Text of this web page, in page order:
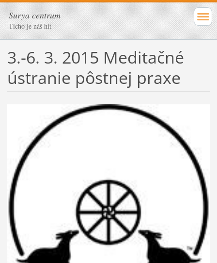
Surya centrum
Ticho je náš hit
3.-6. 3. 2015 Meditačné
ústranie pôstnej praxe